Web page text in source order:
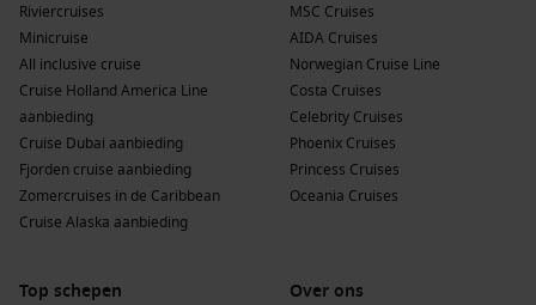
Riviercruises
Minicruise
All inclusive cruise
Cruise Holland America Line
aanbieding
Cruise Dubai aanbieding
Fjorden cruise aanbieding
Zomercruises in de Caribbean
Cruise Alaska aanbieding
MSC Cruises
AIDA Cruises
Norwegian Cruise Line
Costa Cruises
Celebrity Cruises
Phoenix Cruises
Princess Cruises
Oceania Cruises
Top schepen
Over ons